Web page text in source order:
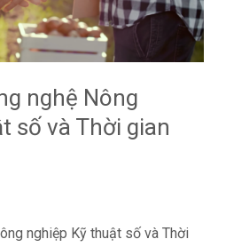
nghệ Nông
số và Thời gian
nghiệp Kỹ thuật số và Thời